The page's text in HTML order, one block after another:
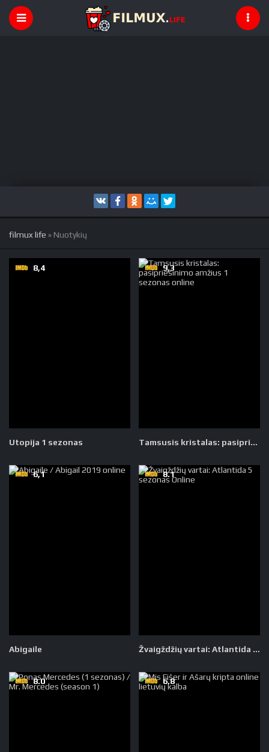
filmux life » Nuotykių
Utopija 1 sezonas
8,4
Tamsusis kristalas: pasipriešinimo amžius 1 sezonas
9,3
Abigaile
6,1
Žvaigždžių vartai: Atlantida 5 sezonas
8.1
8.0 6.8